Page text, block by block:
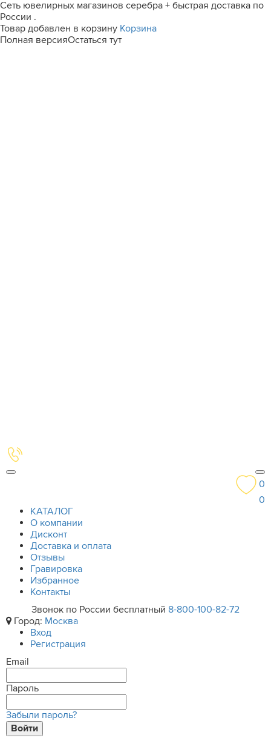
Сеть ювелирных магазинов серебра + быстрая доставка по
России .
Товар добавлен в корзину Корзина
Полная версияОстаться тут
0
0
КАТАЛОГ
О компании
Дисконт
Доставка и оплата
Отзывы
Гравировка
Избранное
Контакты
Звонок по России бесплатный 8-800-100-82-72
Город: Москва
Вход
Регистрация
Email
Пароль
Забыли пароль?
Войти